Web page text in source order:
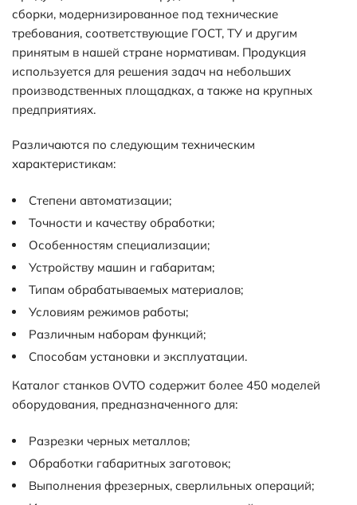
сборки, модернизированное под технические
требования, соответствующие ГОСТ, ТУ и другим
принятым в нашей стране нормативам. Продукция
используется для решения задач на небольших
производственных площадках, а также на крупных
предприятиях.
Различаются по следующим техническим
характеристикам:
Степени автоматизации;
Точности и качеству обработки;
Особенностям специализации;
Устройству машин и габаритам;
Типам обрабатываемых материалов;
Условиям режимов работы;
Различным наборам функций;
Способам установки и эксплуатации.
Каталог станков OVTO содержит более 450 моделей
оборудования, предназначенного для:
Разрезки черных металлов;
Обработки габаритных заготовок;
Выполнения фрезерных, сверлильных операций;